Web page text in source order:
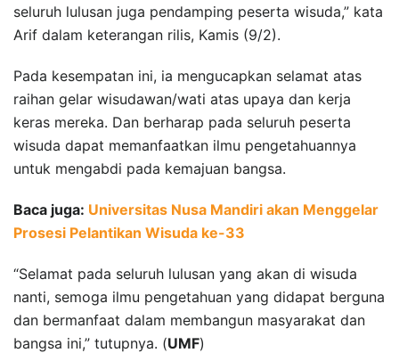
seluruh lulusan juga pendamping peserta wisuda,” kata
Arif dalam keterangan rilis, Kamis (9/2).
Pada kesempatan ini, ia mengucapkan selamat atas
raihan gelar wisudawan/wati atas upaya dan kerja
keras mereka. Dan berharap pada seluruh peserta
wisuda dapat memanfaatkan ilmu pengetahuannya
untuk mengabdi pada kemajuan bangsa.
Baca juga: Universitas Nusa Mandiri akan Menggelar
Prosesi Pelantikan Wisuda ke-33
“Selamat pada seluruh lulusan yang akan di wisuda
nanti, semoga ilmu pengetahuan yang didapat berguna
dan bermanfaat dalam membangun masyarakat dan
bangsa ini,” tutupnya. (UMF)